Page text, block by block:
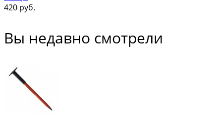
420 руб.
Вы недавно смотрели